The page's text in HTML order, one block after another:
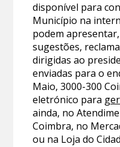
disponível para
Município na
podem
sugestões,
dirigidas ao
enviadas para o
Maio, 3000-300
eletrónico para
ainda, no
Coimbra, no
ou na Loja do